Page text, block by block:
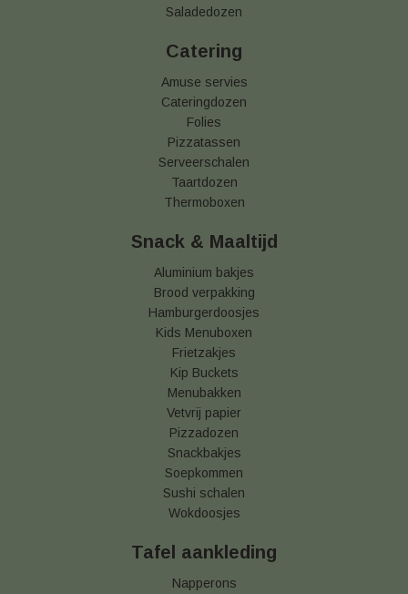
Saladedozen
Catering
Amuse servies
Cateringdozen
Folies
Pizzatassen
Serveerschalen
Taartdozen
Thermoboxen
Snack & Maaltijd
Aluminium bakjes
Brood verpakking
Hamburgerdoosjes
Kids Menuboxen
Frietzakjes
Kip Buckets
Menubakken
Vetvrij papier
Pizzadozen
Snackbakjes
Soepkommen
Sushi schalen
Wokdoosjes
Tafel aankleding
Napperons